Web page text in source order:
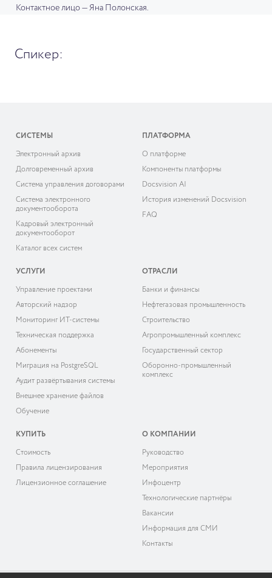
Контактное лицо — Яна Полонская.
Спикер:
СИСТЕМЫ
Электронный архив
Долговременный архив
Система управления договорами
Система электронного
документооборота
Кадровый электронный
документооборот
Каталог всех систем
ПЛАТФОРМА
О платформе
Компоненты платформы
Docsvision AI
История изменений Docsvision
FAQ
УСЛУГИ
Управление проектами
Авторский надзор
Мониторинг ИТ-системы
Техническая поддержка
Абонементы
Миграция на PostgreSQL
Аудит развёртывания системы
Внешнее хранение файлов
Обучение
ОТРАСЛИ
Банки и финансы
Нефтегазовая промышленность
Строительство
Агропромышленный комплекс
Государственный сектор
Оборонно-промышленный
комплекс
КУПИТЬ
Cтоимость
Правила лицензирования
Лицензионное соглашение
О КОМПАНИИ
Руководство
Мероприятия
Инфоцентр
Технологические партнёры
Вакансии
Информация для СМИ
Контакты